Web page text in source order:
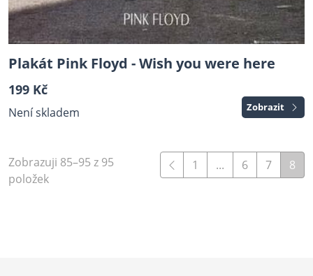
Plakát Pink Floyd - Wish you were here
199 Kč
Není skladem Zobrazit
Zobrazuji 85–95 z 95
položek
1 ... 6 7 8